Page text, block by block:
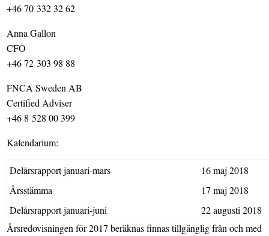
+46 70 332 32 62
Anna Gallon
CFO
+46 72 303 98 88
FNCA Sweden AB
Certified Adviser
+46 8 528 00 399
Kalendarium:
Delårsrapport januari-mars
16 maj 2018
Årsstämma
17 maj 2018
Delårsrapport januari-juni
22 augusti 2018
Årsredovisningen för 2017 beräknas finnas tillgänglig från och med